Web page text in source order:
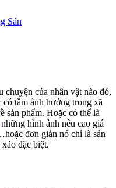
Sản
của nhân vật nào đó,
tầm ảnh hưởng trong xã
sản phẩm. Hoặc có thể là
hình ảnh nêu cao giá
đơn giản nó chỉ là sản
đặc biệt.